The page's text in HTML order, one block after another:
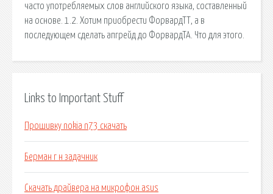
часто употребляемых слов английского языка, составленный
на основе. 1.2. Хотим приобрести ФорвардТТ, а в
последующем сделать апгрейд до ФорвардТА. Что для этого.
Links to Important Stuff
Прошивку nokia n73 скачать
Берман г н задачник
Скачать драйвера на микрофон asus